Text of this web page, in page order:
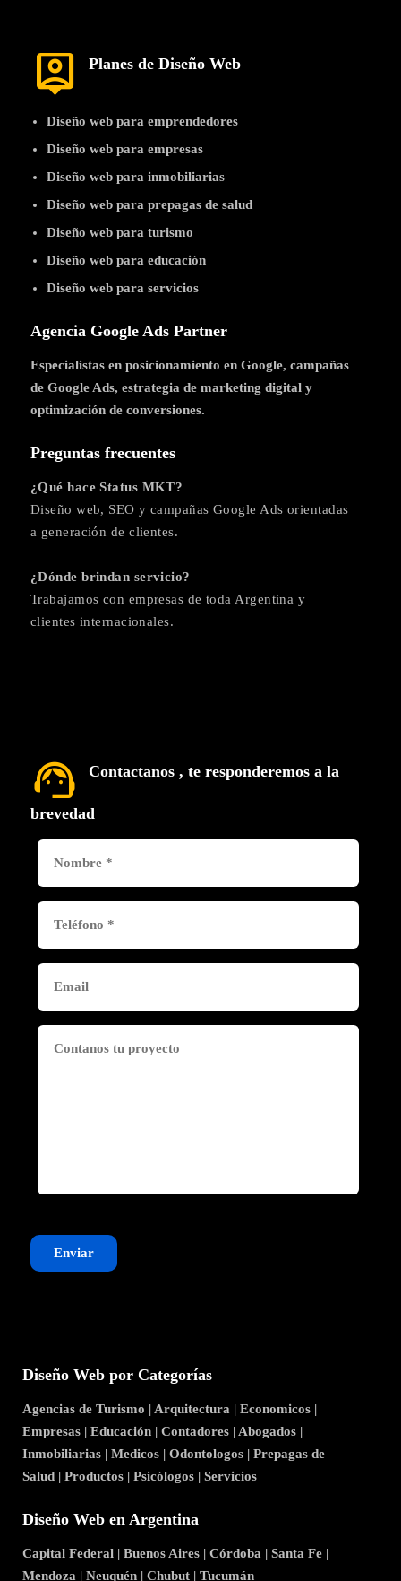
person_pin Planes de Diseño Web
Diseño web para emprendedores
Diseño web para empresas
Diseño web para inmobiliarias
Diseño web para prepagas de salud
Diseño web para turismo
Diseño web para educación
Diseño web para servicios
Agencia Google Ads Partner
Especialistas en posicionamiento en Google, campañas
de Google Ads, estrategia de marketing digital y
optimización de conversiones.
Preguntas frecuentes
¿Qué hace Status MKT?
Diseño web, SEO y campañas Google Ads orientadas
a generación de clientes.
¿Dónde brindan servicio?
Trabajamos con empresas de toda Argentina y
clientes internacionales.
support_agent Contactanos , te responderemos a la
brevedad
Enviar
Diseño Web por Categorías
Agencias de Turismo | Arquitectura | Economicos |
Empresas | Educación | Contadores | Abogados |
Inmobiliarias | Medicos | Odontologos | Prepagas de
Salud | Productos | Psicólogos | Servicios
Diseño Web en Argentina
Capital Federal | Buenos Aires | Córdoba | Santa Fe |
Mendoza | Neuquén | Chubut | Tucumán